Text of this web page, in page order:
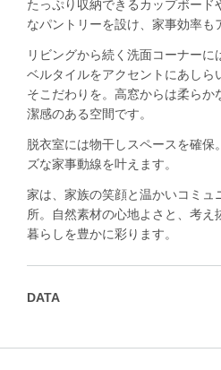
たっぷり収納できるカップボード
なパントリーを設け、家事効率も
リビングから続く洗面コーナーに
ベルタイルをアクセントにあしら
そこだわりを。高窓からは柔らか
潔感のある空間です。
脱衣室には物干しスペースを確保
ズな家事動線を叶えます。
家は、家族の笑顔と温かいコミュ
所。自然素材の心地よさと、考え
暮らしを豊かに彩ります。
DATA